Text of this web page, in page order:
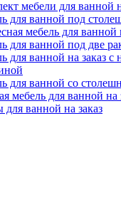
мебели для ванной
для ванной под
мебель для ванной
для ванной под две
для ванной на заказ с
для ванной со
мебель для ванной на
ванной на заказ